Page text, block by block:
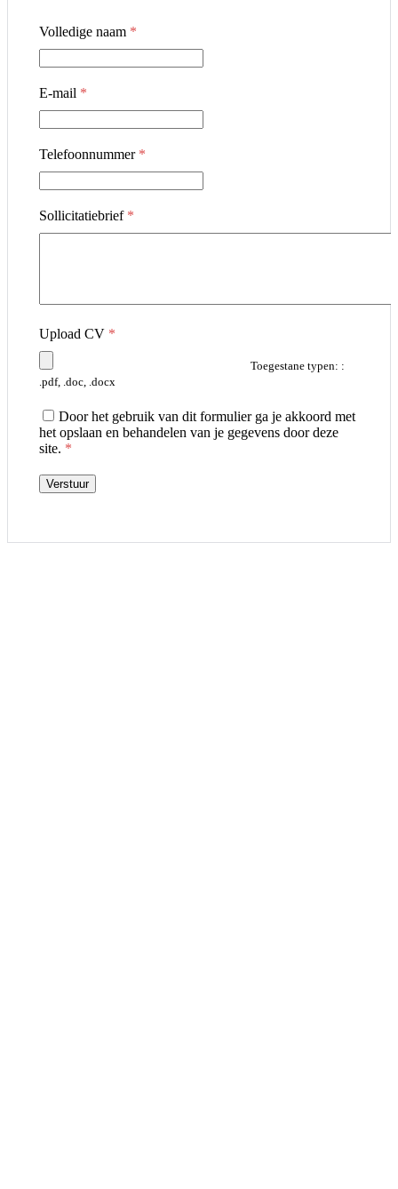
Volledige naam *
E-mail *
Telefoonnummer *
Sollicitatiebrief *
Upload CV *
Toegestane typen: :
.pdf, .doc, .docx
Door het gebruik van dit formulier ga je akkoord met
het opslaan en behandelen van je gegevens door deze
site. *